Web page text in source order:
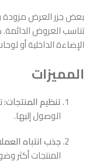
بعض جزر العرض مزودة
تناسب العروض
الإضاءة الداخلية أو
المميزات
تنظيم المنتجات:
الوصول إليها.
جذب انتباه
المنتجات أكثر